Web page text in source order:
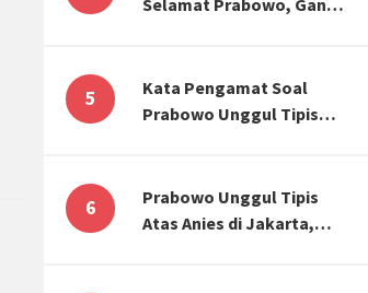
3 NEWS]
5
Kata Pengamat Soal
Prabowo Unggul Tipis
Effect
6
Prabowo Unggul Tipis
Atas Anies di Jakarta,